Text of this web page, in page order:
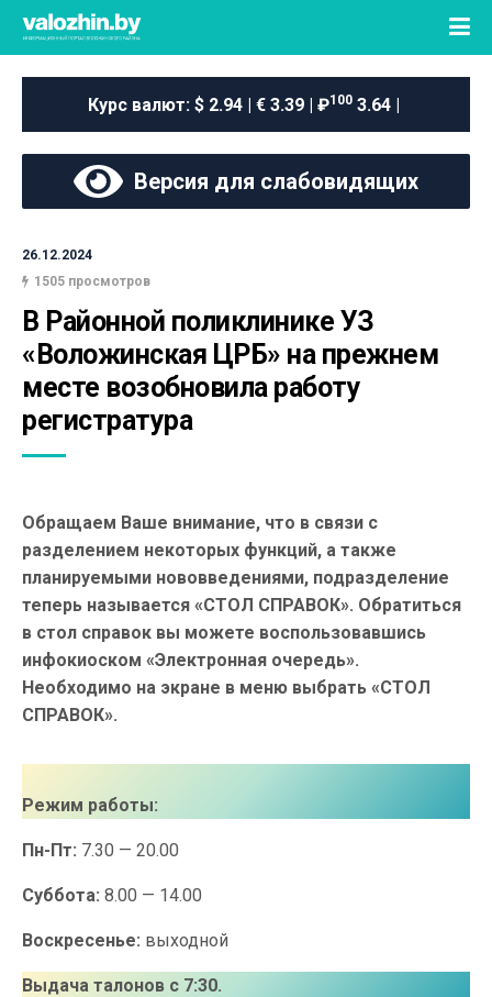
Курс валют: $ 2.94 | € 3.39 | ₽100 3.64 |
Версия для слабовидящих
26.12.2024
1505 просмотров
В Районной поликлинике УЗ
«Воложинская ЦРБ» на прежнем
месте возобновила работу
регистратура
Обращаем Ваше внимание, что в связи с
разделением некоторых функций, а также
планируемыми нововведениями, подразделение
теперь называется «СТОЛ СПРАВОК». Обратиться
в стол справок вы можете воспользовавшись
инфокиоском «Электронная очередь».
Необходимо на экране в меню выбрать «СТОЛ
СПРАВОК».
Режим работы:
Пн-Пт: 7.30 — 20.00
Суббота: 8.00 — 14.00
Воскресенье: выходной
Выдача талонов с 7:30.